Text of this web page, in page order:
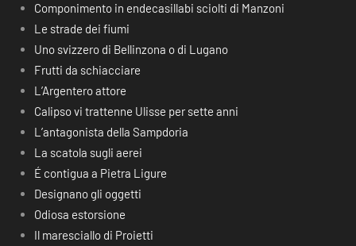
Componimento in endecasillabi sciolti di Manzoni
Le strade dei fiumi
Uno svizzero di Bellinzona o di Lugano
Frutti da schiacciare
L’Argentero attore
Calipso vi trattenne Ulisse per sette anni
L’antagonista della Sampdoria
La scatola sugli aerei
É contigua a Pietra Ligure
Designano gli oggetti
Odiosa estorsione
Il maresciallo di Proietti